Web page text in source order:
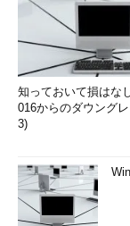
知っておいて損はな
016からのダウング
3)